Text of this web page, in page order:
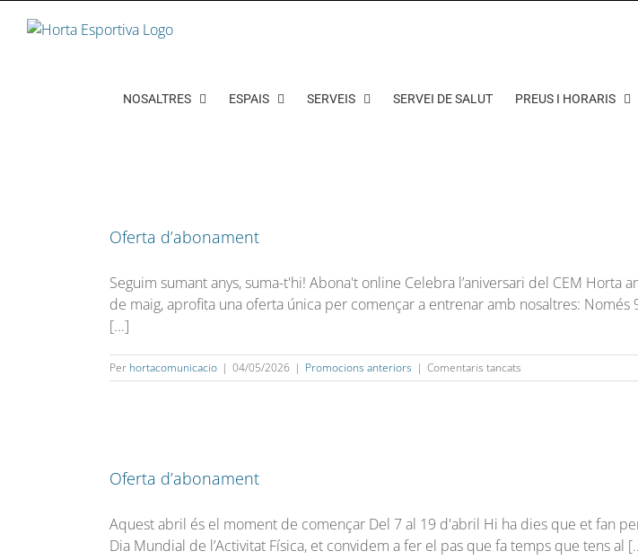
NOSALTRES ESPAIS SERVEIS SERVEI DE SALUT PREUS I HORARIS
Oferta d’abonament
Seguim sumant anys, suma-t'hi! Abona't online Celebra l’aniversari del CEM
de maig, aprofita una oferta única per començar a entrenar amb nosaltres:
[...]
Per hortacomunicacio | 04/05/2026 | Promocions anteriors | Comentaris tancats
Oferta
Oferta d’abonament
Aquest abril és el moment de començar Del 7 al 19 d'abril Hi ha dies que et fan
Dia Mundial de l’Activitat Física, et convidem a fer el pas que fa temps que tens al